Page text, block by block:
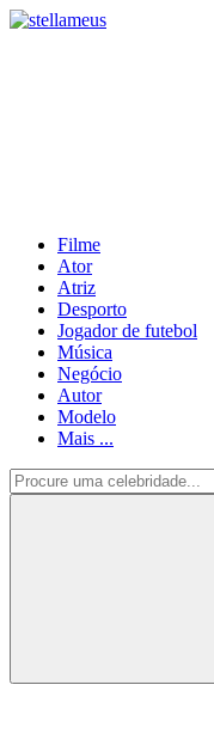
Filme
Ator
Atriz
Desporto
Jogador de futebol
Música
Negócio
Autor
Modelo
Mais ...